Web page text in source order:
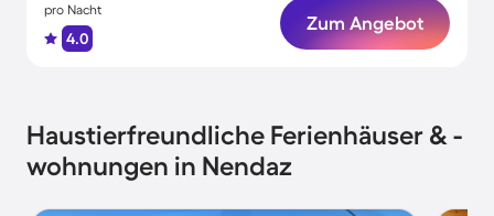
pro Nacht
4.0
Zum Angebot
Haustierfreundliche Ferienhäuser & -
wohnungen in Nendaz